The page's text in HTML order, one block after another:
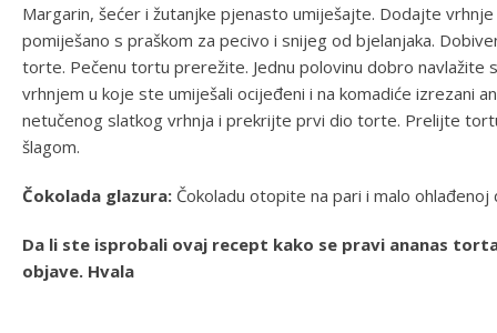
Margarin, šećer i žutanjke pjenasto umiješajte. Dodajte
pomiješano s praškom za pecivo i snijeg od bjelanjaka.
torte. Pečenu tortu prerežite. Jednu polovinu dobro navlažite
vrhnjem u koje ste umiješali ocijeđeni i na komadiće izrezani
netučenog slatkog vrhnja i prekrijte prvi dio torte. Prelijte
šlagom.
Čokolada glazura: Čokoladu otopite na pari i malo
Da li ste isprobali ovaj recept kako se pravi ananas
objave. Hvala